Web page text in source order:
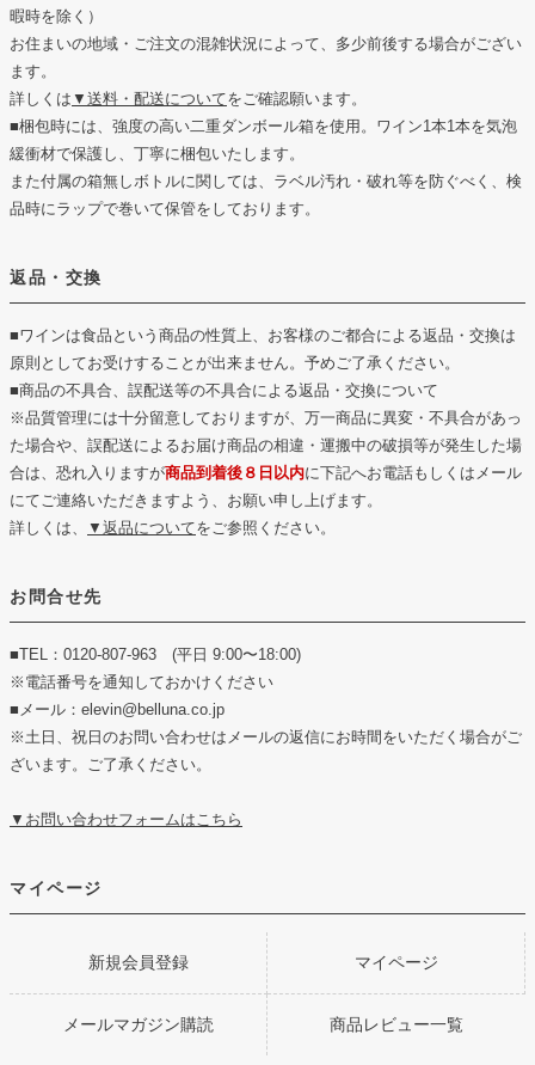
暇時を除く）
お住まいの地域・ご注文の混雑状況によって、多少前後する場合がござい
ます。
詳しくは ▼送料・配送についてをご確認願います。
■梱包時には、強度の高い二重ダンボール箱を使用。ワイン1本1本を気泡
緩衝材で保護し、丁寧に梱包いたします。
また付属の箱無しボトルに関しては、ラベル汚れ・破れ等を防ぐべく、検
品時にラップで巻いて保管をしております。
返品・交換
■ワインは食品という商品の性質上、お客様のご都合による返品・交換は
原則としてお受けすることが出来ません。予めご了承ください。
■商品の不具合、誤配送等の不具合による返品・交換について
※品質管理には十分留意しておりますが、万一商品に異変・不具合があっ
た場合や、誤配送によるお届け商品の相違・運搬中の破損等が発生した場
合は、恐れ入りますが商品到着後８日以内に下記へお電話もしくはメール
にてご連絡いただきますよう、お願い申し上げます。
詳しくは、
▼返品についてをご参照ください。
お問合せ先
■TEL：0120-807-963 (平日 9:00〜18:00)
※電話番号を通知しておかけください
■メール：elevin@belluna.co.jp
※土日、祝日のお問い合わせはメールの返信にお時間をいただく場合がご
ざいます。ご了承ください。
▼お問い合わせフォームはこちら
マイページ
新規会員登録 マイページ
メールマガジン購読 商品レビュー一覧